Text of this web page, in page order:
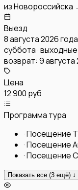
изНовороссийска
Выезд
8 августа 2026 года
суббота · выходные
возврат: 9 августа
Цена
12 900 руб
Программа тура
·Посещение
·Посещение
·Посещение
Показать все (3 ещё) ↓